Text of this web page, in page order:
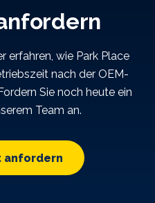
erfahren, wie Park Place
nach der OEM-
Sie noch heute ein
Team an.
anfordern